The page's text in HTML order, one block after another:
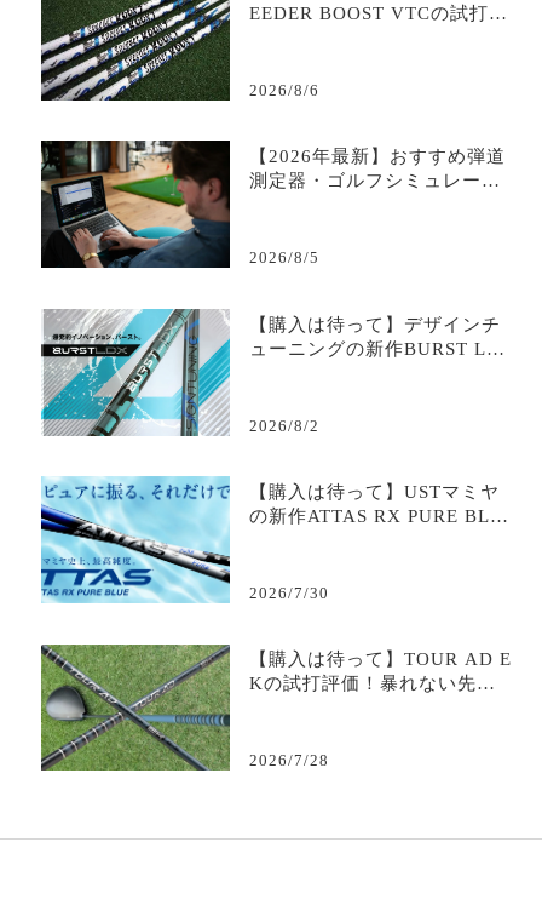
EEDER BOOST VTCの試打評
ック・最安値を徹底解説
2026/8/6
【2026年最新】おすすめ弾道
測定器・ゴルフシミュレータ
2026/8/5
【購入は待って】デザインチ
ューニングの新作BURST LD
ール｜評判・口コミ・スペッ
2026/8/2
【購入は待って】USTマミヤ
の新作ATTAS RX PURE BLU
解説
2026/7/30
【購入は待って】TOUR AD E
Kの試打評価！暴れない先調
2026/7/28